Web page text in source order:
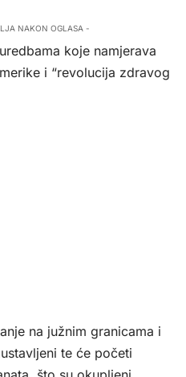
NAKON OGLASA -
koje namjerava
i “revolucija zdravog
na južnim granicama i
te će početi